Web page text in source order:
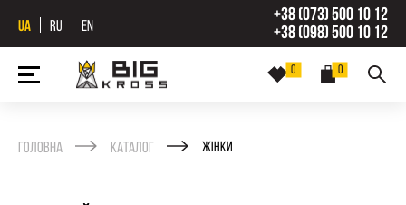
UA RU EN
+38 (073) 500 10 12
+38 (098) 500 10 12
0
0
Головна Каталог Жінки